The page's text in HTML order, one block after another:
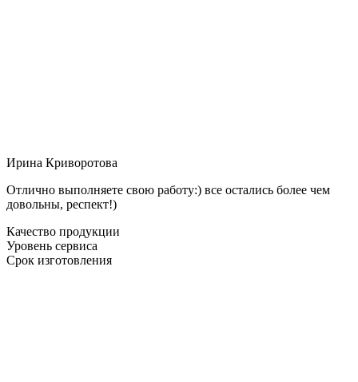
Ирина Криворотова
Отлично выполняете свою работу:) все остались более чем
довольны, респект!)
Качество продукции
Уровень сервиса
Срок изготовления